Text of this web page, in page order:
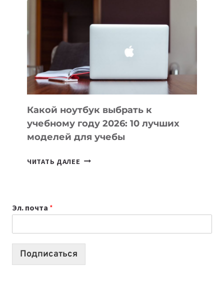
СОЗДАВАТЬ
БЕЗ
СЛОЖНОГО
КОДА
Какой ноутбук выбрать к
учебному году 2026: 10 лучших
моделей для учебы
ЧИТАТЬ ДАЛЕЕ КАКОЙ
2026:
10
Эл. почта *
Подписаться